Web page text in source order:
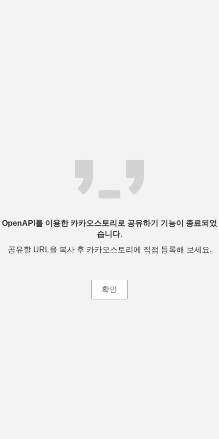
OpenAPI를 이용한 카카오스토리로 공유하기 기능이 종료되었
습니다.
공유할 URL을 복사 후 카카오스토리에 직접 등록해 보세요.
확인